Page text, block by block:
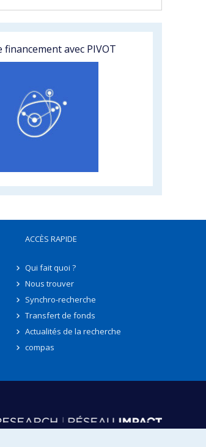
financement avec PIVOT
ACCÈS RAPIDE
Qui fait quoi ?
Nous trouver
Synchro-recherche
Transfert de fonds
Actualités de la recherche
compas